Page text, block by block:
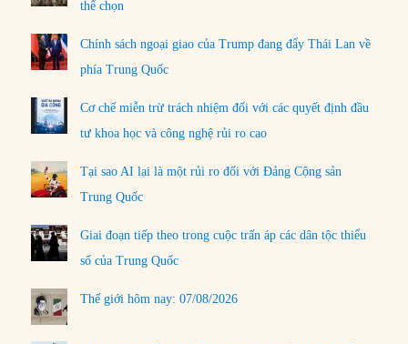
thể chọn
Chính sách ngoại giao của Trump đang đẩy Thái Lan về
phía Trung Quốc
Cơ chế miễn trừ trách nhiệm đối với các quyết định đầu
tư khoa học và công nghệ rủi ro cao
Tại sao AI lại là một rủi ro đối với Đảng Cộng sản
Trung Quốc
Giai đoạn tiếp theo trong cuộc trấn áp các dân tộc thiểu
số của Trung Quốc
Thế giới hôm nay: 07/08/2026